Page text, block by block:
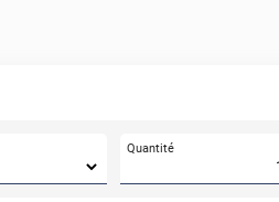
Quantité